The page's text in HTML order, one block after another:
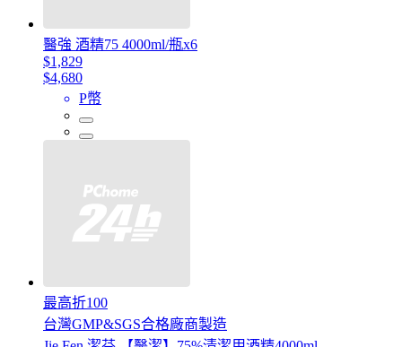
醫強 酒精75 4000ml/瓶x6
$1,829
$4,680
P幣
最高折100
台灣GMP&SGS合格廠商製造